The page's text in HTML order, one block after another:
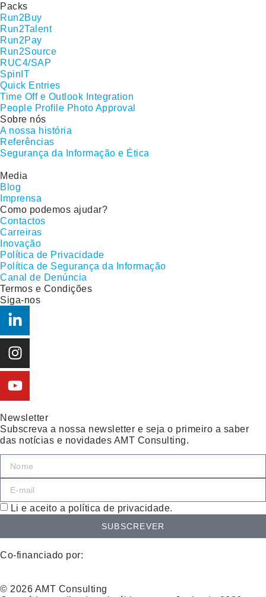
Packs
Run2Buy
Run2Talent
Run2Pay
Run2Source
RUC4/SAP
SpinIT
Quick Entries
Time Off e Outlook Integration
People Profile Photo Approval
Sobre nós
A nossa história
Referências
Segurança da Informação e Ética
Media
Blog
Imprensa
Como podemos ajudar?
Contactos
Carreiras
Inovação
Política de Privacidade
Política de Segurança da Informação
Canal de Denúncia
Termos e Condições
Siga-nos
Newsletter
Subscreva a nossa newsletter e seja o primeiro a saber
das notícias e novidades AMT Consulting.
Li e aceito a política de privacidade.
SUBSCREVER
Co-financiado por:
© 2026 AMT Consulting